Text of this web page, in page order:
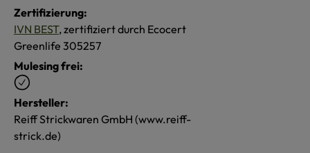
Zertifizierung:
IVN BEST, zertifiziert durch Ecocert
Greenlife 305257
Mulesing frei:
Hersteller:
Reiff Strickwaren GmbH (www.reiff-
strick.de)